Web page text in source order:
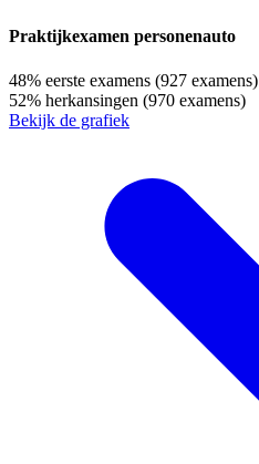
Praktijkexamen personenauto
48% eerste examens (927 examens)
52% herkansingen (970 examens)
Bekijk de grafiek